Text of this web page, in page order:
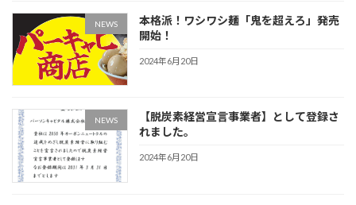
NEWS
本格派！ワシワシ麺「鬼を超えろ」発売
開始！
2024年6月20日
NEWS
【脱炭素経営宣言事業者】として登録さ
れました。
2024年6月20日